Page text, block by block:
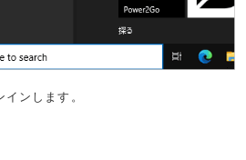
ンします。